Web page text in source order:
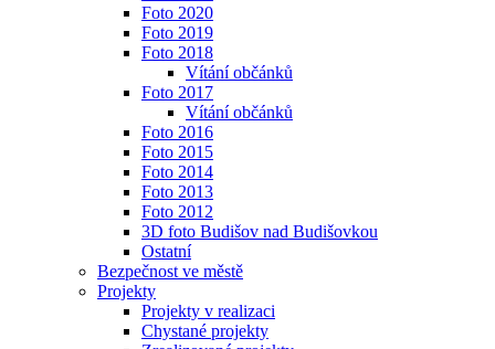
Foto 2020
Foto 2019
Foto 2018
Vítání občánků
Foto 2017
Vítání občánků
Foto 2016
Foto 2015
Foto 2014
Foto 2013
Foto 2012
3D foto Budišov nad Budišovkou
Ostatní
Bezpečnost ve městě
Projekty
Projekty v realizaci
Chystané projekty